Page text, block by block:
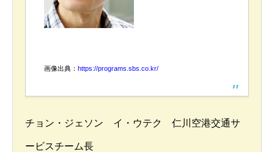
画像出典： https://programs.sbs.co.kr/
チョン・ジェソン イ・ウテク 仁川空港交通サ
ービスチーム長